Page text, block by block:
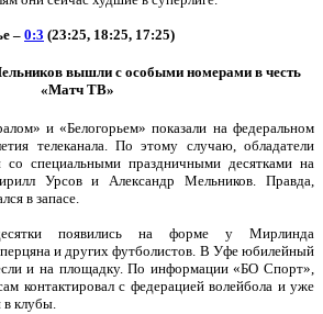
– 0:3 (23:25, 18:25, 17:25)
вышли с особыми номерами в честь
«Матч ТВ»
и «Белогорьем» показали на федеральном
телеканала. По этому случаю, обладатели
специальными праздничными десятками на
Урсов и Александр Мельников. Правда,
в запасе.
появились на форме у Мирлинда
и других футболистов. В Уфе юбилейный
и на площадку. По информации «БО Спорт»,
контактировал с федерацией волейбола и уже
в клубы.